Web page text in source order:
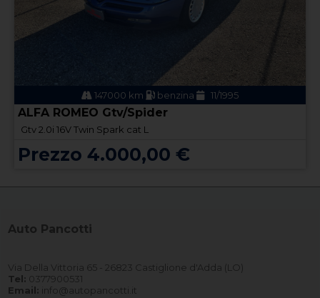
147000 km benzina 11/1995
ALFA ROMEO Gtv/Spider
Gtv 2.0i 16V Twin Spark cat L
Prezzo 4.000,00 €
Auto Pancotti
Via Della Vittoria 65 - 26823 Castiglione d'Adda (LO)
Tel: 0377900531
Email: info@autopancotti.it